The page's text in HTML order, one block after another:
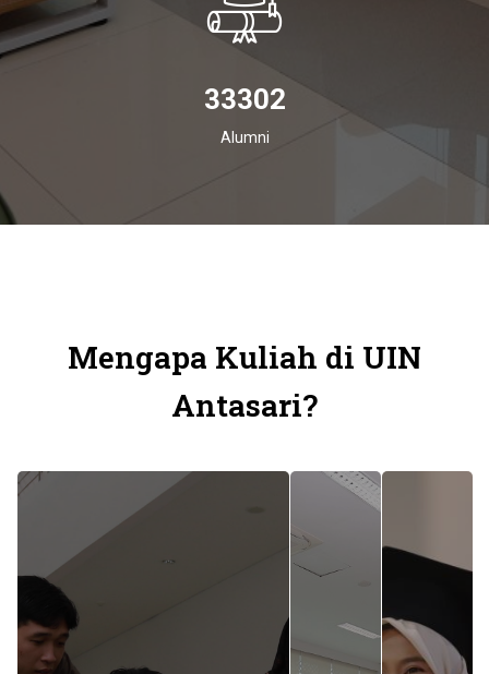
33302
Alumni
Mengapa Kuliah di UIN
Antasari?